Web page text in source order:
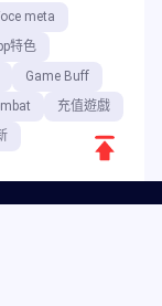
meta
特色
Game Buff
充值遊戲
返
頂